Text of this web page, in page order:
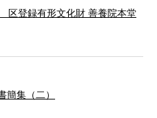
区登録有形文化財 善養院本堂
集（二）